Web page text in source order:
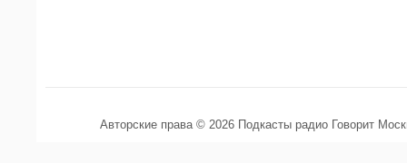
Авторские права © 2026 Подкасты радио Говорит